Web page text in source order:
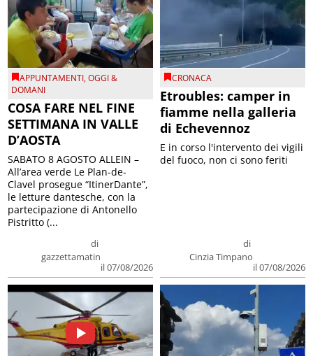
APPUNTAMENTI,OGGI &
DOMANI
COSA FARE NEL FINE
SETTIMANA IN VALLE
D’AOSTA
di
gazzettamatin
il 07/08/2026
SABATO 8 AGOSTO ALLEIN –
All’area verde Le Plan-de-
Clavel prosegue “ItinerDante”,
le letture dantesche, con la
partecipazione di Antonello
Pistritto (...
CRONACA
Etroubles: camper in
fiamme nella galleria
di Echevennoz
di
Cinzia Timpano
il 07/08/2026
E in corso l'intervento dei vigili
del fuoco, non ci sono feriti